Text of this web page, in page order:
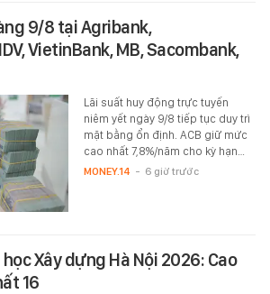
9/8 tại Agribank,
VietinBank, MB, Sacombank,
Lãi suất huy động trực tuyến
niêm yết ngày 9/8 tiếp tục duy trì
mặt bằng ổn định. ACB giữ mức
cao nhất 7,8%/năm cho kỳ hạn…
MONEY.14 - 6 giờ trước
Xây dựng Hà Nội 2026: Cao
16